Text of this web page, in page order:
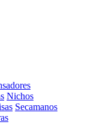
Nichos
Secamanos